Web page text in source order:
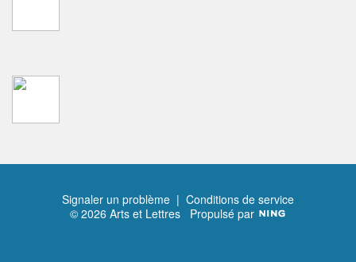
Signaler un problème | Conditions de service
© 2026 Arts et Lettres Propulsé par